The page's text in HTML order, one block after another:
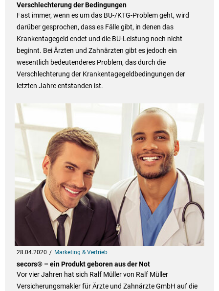
Verschlechterung der Bedingungen
Fast immer, wenn es um das BU-/KTG-Problem geht, wird
darüber gesprochen, dass es Fälle gibt, in denen das
Krankentagegeld endet und die BU-Leistung noch nicht
beginnt. Bei Ärzten und Zahnärzten gibt es jedoch ein
wesentlich bedeutenderes Problem, das durch die
Verschlechterung der Krankentagegeldbedingungen der
letzten Jahre entstanden ist.
28.04.2020 Marketing & Vertrieb
secors® – ein Produkt geboren aus der Not
Vor vier Jahren hat sich Ralf Müller von Ralf Müller
Versicherungsmakler für Ärzte und Zahnärzte GmbH auf die